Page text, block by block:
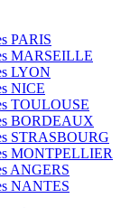
PARIS
MARSEILLE
LYON
NICE
TOULOUSE
BORDEAUX
STRASBOURG
MONTPELLIER
ANGERS
NANTES